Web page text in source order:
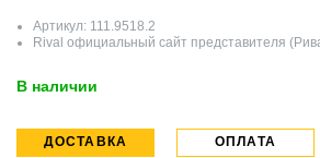
Артикул: 111.9518.2
Rival официальный сайт представителя
В наличии
ДОСТАВКА ОПЛАТА